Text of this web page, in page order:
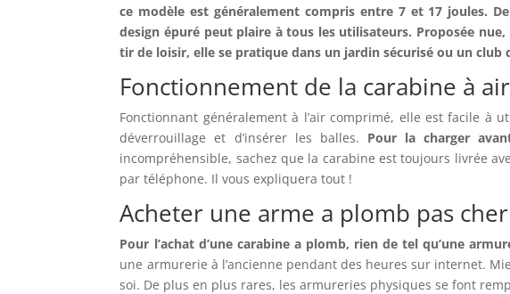
ce modèle est généralement compris entre 7 et 17 joules.
design épuré peut plaire à tous les utilisateurs. Proposée nue,
tir de loisir, elle se pratique dans un jardin sécurisé ou un club
Fonctionnement de la carabine à
Fonctionnant généralement à l’air comprimé, elle est facile à
déverrouillage et d’insérer les balles. Pour la charger
incompréhensible, sachez que la carabine est toujours livrée
par téléphone. Il vous expliquera tout !
Acheter une arme a plomb pas cher
Pour l’achat d’une carabine a plomb, rien de tel qu’une
une armurerie à l’ancienne pendant des heures sur internet.
soi. De plus en plus rares, les armureries physiques se font